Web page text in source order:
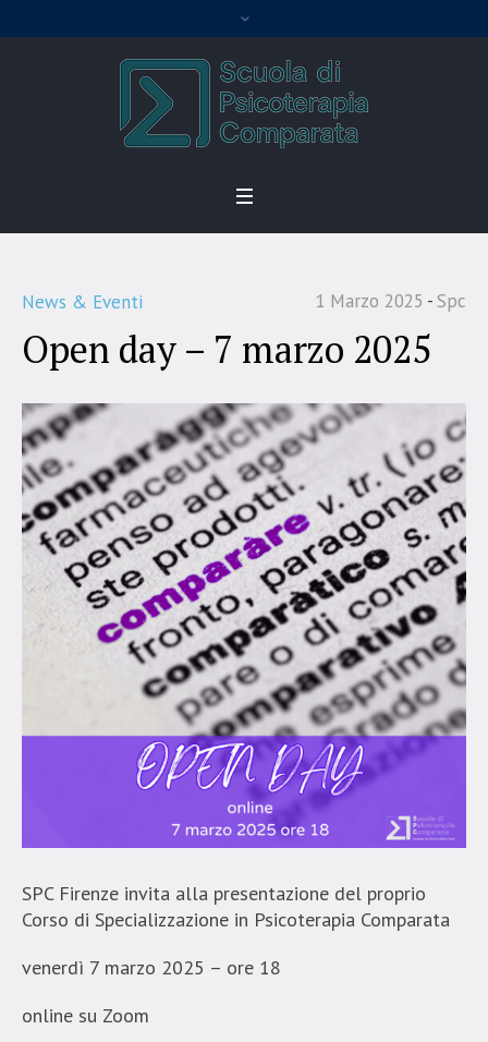
1 Marzo 2025 Spc
News & Eventi
Open day – 7 marzo 2025
SPC Firenze invita alla presentazione del proprio
Corso di Specializzazione in Psicoterapia Comparata
venerdì 7 marzo 2025 – ore 18
online su Zoom